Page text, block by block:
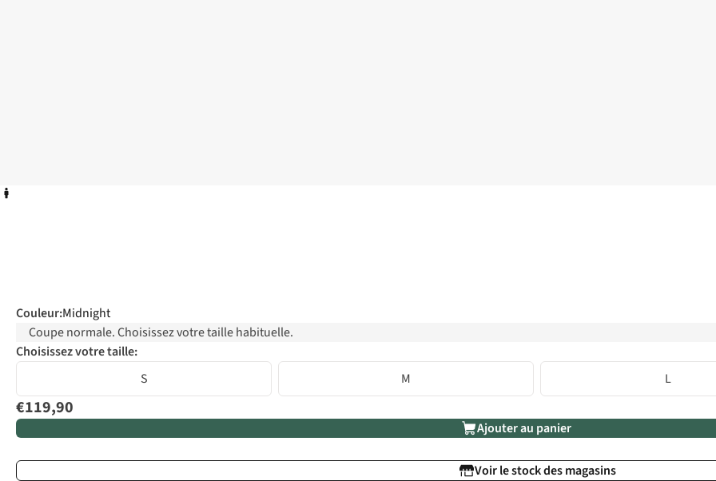
Couleur:Midnight
Coupe normale. Choisissez votre taille habituelle.
Choisissez votre taille:
S
M L
€119,90
Ajouter au panier
Voir le stock des magasins